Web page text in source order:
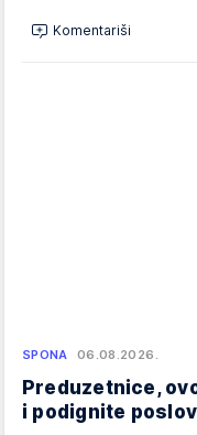
Komentariši
SPONA 06.08.2026.
Preduzetnice,
i podignite